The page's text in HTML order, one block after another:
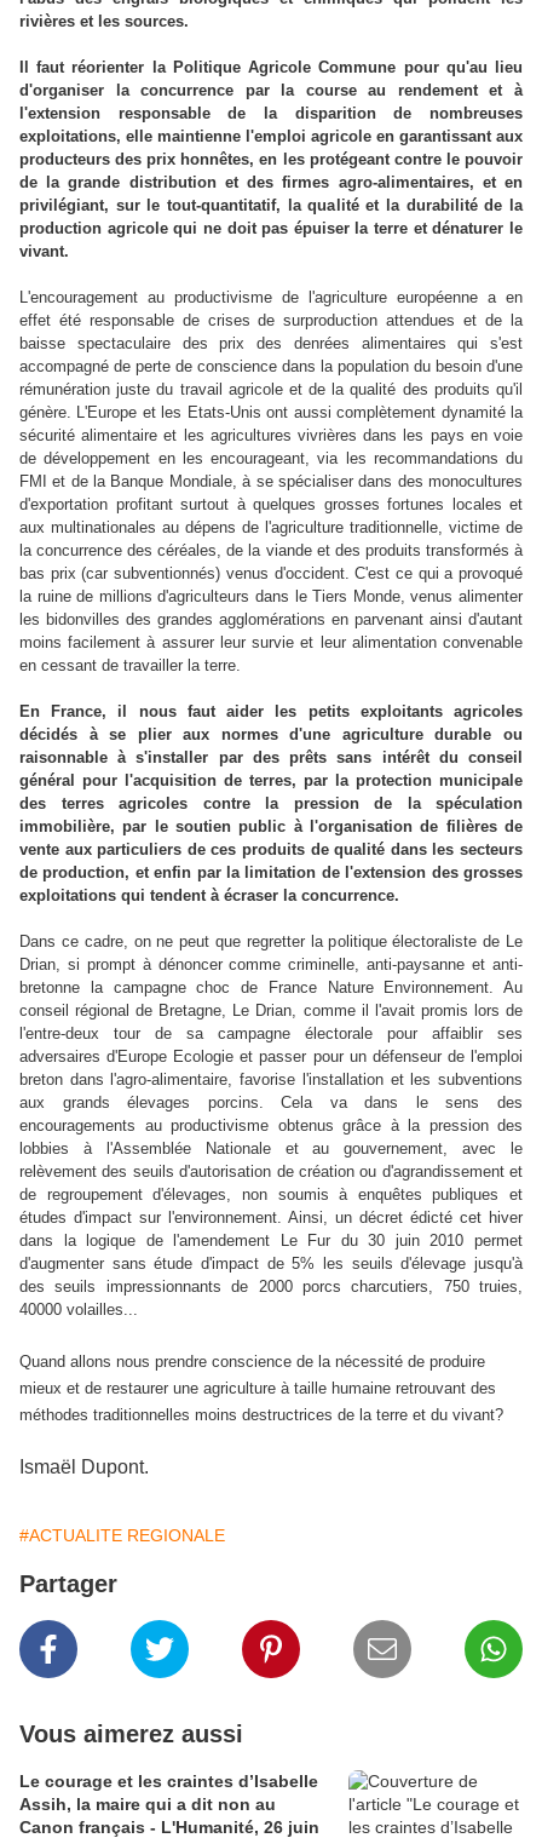
rivières et les sources.
Il faut réorienter la Politique Agricole Commune pour qu'au lieu
d'organiser la concurrence par la course au rendement et à
l'extension responsable de la disparition de nombreuses
exploitations, elle maintienne l'emploi agricole en garantissant aux
producteurs des prix honnêtes, en les protégeant contre le pouvoir
de la grande distribution et des firmes agro-alimentaires, et en
privilégiant, sur le tout-quantitatif, la qualité et la durabilité de la
production agricole qui ne doit pas épuiser la terre et dénaturer le
vivant.
L'encouragement au productivisme de l'agriculture européenne a en
effet été responsable de crises de surproduction attendues et de la
baisse spectaculaire des prix des denrées alimentaires qui s'est
accompagné de perte de conscience dans la population du besoin d'une
rémunération juste du travail agricole et de la qualité des produits qu'il
génère. L'Europe et les Etats-Unis ont aussi complètement dynamité la
sécurité alimentaire et les agricultures vivrières dans les pays en voie
de développement en les encourageant, via les recommandations du
FMI et de la Banque Mondiale, à se spécialiser dans des monocultures
d'exportation profitant surtout à quelques grosses fortunes locales et
aux multinationales au dépens de l'agriculture traditionnelle, victime de
la concurrence des céréales, de la viande et des produits transformés à
bas prix (car subventionnés) venus d'occident. C'est ce qui a provoqué
la ruine de millions d'agriculteurs dans le Tiers Monde, venus alimenter
les bidonvilles des grandes agglomérations en parvenant ainsi d'autant
moins facilement à assurer leur survie et leur alimentation convenable
en cessant de travailler la terre.
En France, il nous faut aider les petits exploitants agricoles
décidés à se plier aux normes d'une agriculture durable ou
raisonnable à s'installer par des prêts sans intérêt du conseil
général pour l'acquisition de terres, par la protection municipale
des terres agricoles contre la pression de la spéculation
immobilière, par le soutien public à l'organisation de filières de
vente aux particuliers de ces produits de qualité dans les secteurs
de production, et enfin par la limitation de l'extension des grosses
exploitations qui tendent à écraser la concurrence.
Dans ce cadre, on ne peut que regretter la politique électoraliste de Le
Drian, si prompt à dénoncer comme criminelle, anti-paysanne et anti-
bretonne la campagne choc de France Nature Environnement. Au
conseil régional de Bretagne, Le Drian, comme il l'avait promis lors de
l'entre-deux tour de sa campagne électorale pour affaiblir ses
adversaires d'Europe Ecologie et passer pour un défenseur de l'emploi
breton dans l'agro-alimentaire, favorise l'installation et les subventions
aux grands élevages porcins. Cela va dans le sens des
encouragements au productivisme obtenus grâce à la pression des
lobbies à l'Assemblée Nationale et au gouvernement, avec le
relèvement des seuils d'autorisation de création ou d'agrandissement et
de regroupement d'élevages, non soumis à enquêtes publiques et
études d'impact sur l'environnement. Ainsi, un décret édicté cet hiver
dans la logique de l'amendement Le Fur du 30 juin 2010 permet
d'augmenter sans étude d'impact de 5% les seuils d'élevage jusqu'à
des seuils impressionnants de 2000 porcs charcutiers, 750 truies,
40000 volailles...
Quand allons nous prendre conscience de la nécessité de produire
mieux et de restaurer une agriculture à taille humaine retrouvant des
méthodes traditionnelles moins destructrices de la terre et du vivant?
Ismaël Dupont.
#ACTUALITE REGIONALE
Partager
Vous aimerez aussi
Le courage et les craintes d’Isabelle
Assih, la maire qui a dit non au
Canon français - L'Humanité, 26 juin